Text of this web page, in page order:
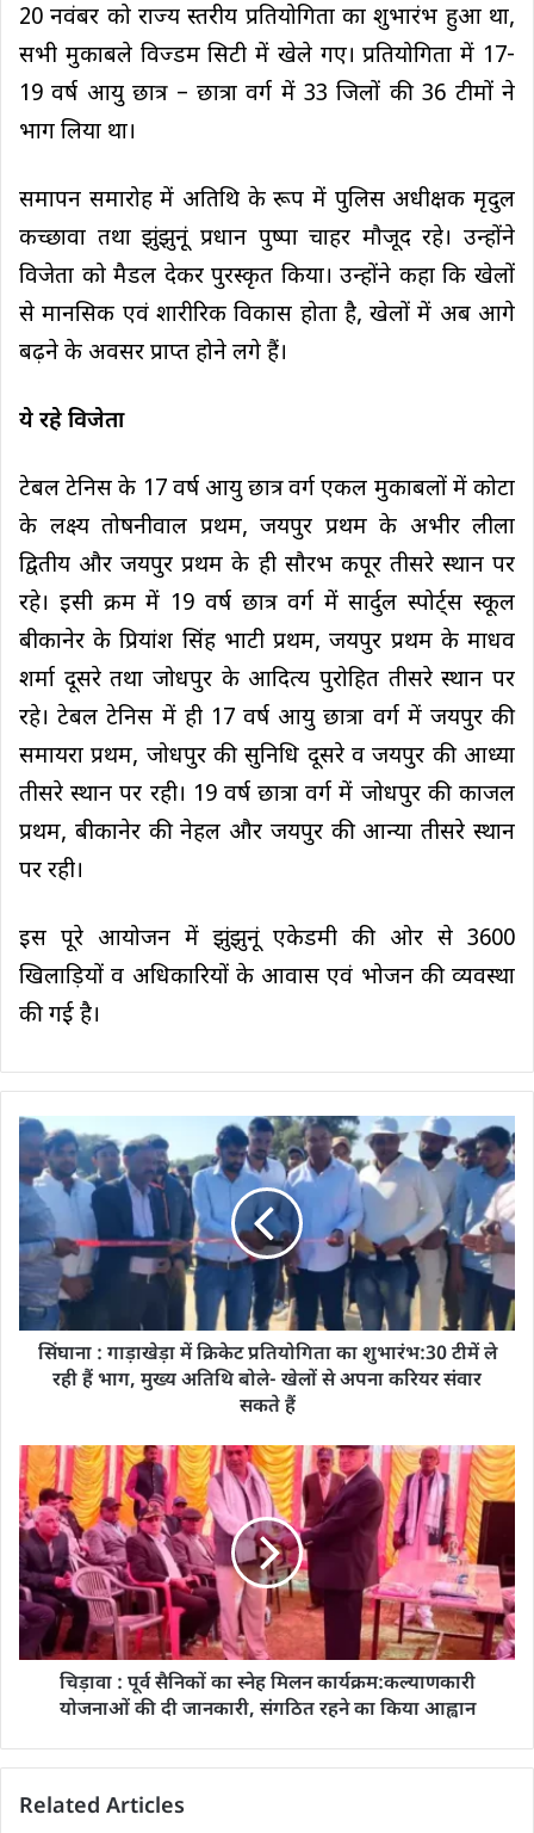
20 नवंबर को राज्य स्तरीय प्रतियोगिता का शुभारंभ हुआ था,
सभी मुकाबले विज्डम सिटी में खेले गए। प्रतियोगिता में 17-
19 वर्ष आयु छात्र – छात्रा वर्ग में 33 जिलों की 36 टीमों ने
भाग लिया था।
समापन समारोह में अतिथि के रूप में पुलिस अधीक्षक मृदुल
कच्छावा तथा झुंझुनूं प्रधान पुष्पा चाहर मौजूद रहे। उन्होंने
विजेता को मैडल देकर पुरस्कृत किया। उन्होंने कहा कि खेलों
से मानसिक एवं शारीरिक विकास होता है, खेलों में अब आगे
बढ़ने के अवसर प्राप्त होने लगे हैं।
ये रहे विजेता
टेबल टेनिस के 17 वर्ष आयु छात्र वर्ग एकल मुकाबलों में कोटा
के लक्ष्य तोषनीवाल प्रथम, जयपुर प्रथम के अभीर लीला
द्वितीय और जयपुर प्रथम के ही सौरभ कपूर तीसरे स्थान पर
रहे। इसी क्रम में 19 वर्ष छात्र वर्ग में सार्दुल स्पोर्ट्स स्कूल
बीकानेर के प्रियांश सिंह भाटी प्रथम, जयपुर प्रथम के माधव
शर्मा दूसरे तथा जोधपुर के आदित्य पुरोहित तीसरे स्थान पर
रहे। टेबल टेनिस में ही 17 वर्ष आयु छात्रा वर्ग में जयपुर की
समायरा प्रथम, जोधपुर की सुनिधि दूसरे व जयपुर की आध्या
तीसरे स्थान पर रही। 19 वर्ष छात्रा वर्ग में जोधपुर की काजल
प्रथम, बीकानेर की नेहल और जयपुर की आन्या तीसरे स्थान
पर रही।
इस पूरे आयोजन में झुंझुनूं एकेडमी की ओर से 3600
खिलाड़ियों व अधिकारियों के आवास एवं भोजन की व्यवस्था
की गई है।
सिंघाना : गाड़ाखेड़ा में क्रिकेट प्रतियोगिता का शुभारंभ:30 टीमें ले
रही हैं भाग, मुख्य अतिथि बोले- खेलों से अपना करियर संवार
सकते हैं
चिड़ावा : पूर्व सैनिकों का स्नेह मिलन कार्यक्रम:कल्याणकारी
योजनाओं की दी जानकारी, संगठित रहने का किया आह्वान
Related Articles